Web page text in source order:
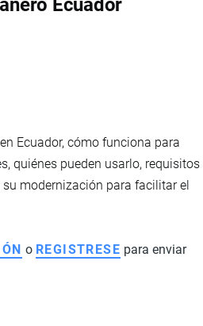
Ecuador
Ecuador, cómo funciona para
quiénes pueden usarlo, requisitos
modernización para facilitar el
o REGISTRESE para enviar